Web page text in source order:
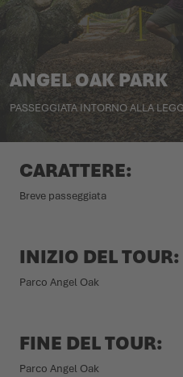
SCARPE INVERNALI
LOWA PROFESSIONAL
SCARPE INVERNALI
LOWA PROFESSIONAL
L'ESTATE CI ASPETTA LÀ
PODCAST
NEWS
CARRIERA
ANGEL OAK PARK
PASSEGGIATA INTORNO ALLA
CARATTERE:
Breve passeggiata
INIZIO DEL TOUR:
Parco Angel Oak
FINE DEL TOUR:
Parco Angel Oak